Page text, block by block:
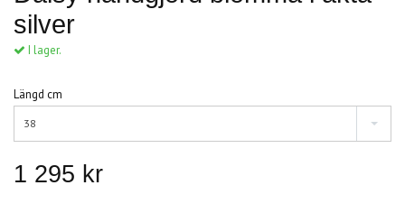
silver
I lager.
Längd cm
38
1 295 kr